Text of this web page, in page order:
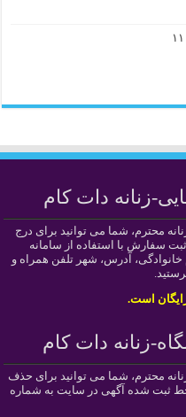
زنانه دات کام
محترم، شما می توانید برای درج
سفارش با استفاده از سامانه
آدرس، شهر تلفن همراه و
است.
زنانه دات کام
محترم، شما می توانید برای حذف